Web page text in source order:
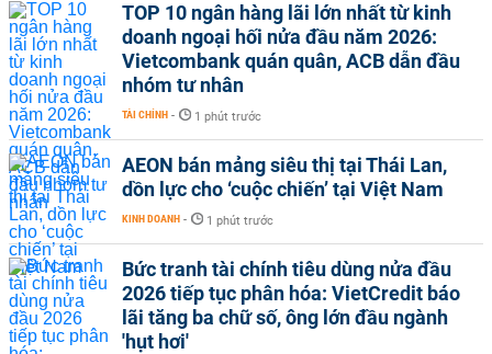
TOP 10 ngân hàng lãi lớn nhất từ kinh
doanh ngoại hối nửa đầu năm 2026:
Vietcombank quán quân, ACB dẫn đầu
nhóm tư nhân
TÀI CHÍNH - 1 phút trước
AEON bán mảng siêu thị tại Thái Lan,
dồn lực cho ‘cuộc chiến’ tại Việt Nam
KINH DOANH - 1 phút trước
Bức tranh tài chính tiêu dùng nửa đầu
2026 tiếp tục phân hóa: VietCredit báo
lãi tăng ba chữ số, ông lớn đầu ngành
'hụt hơi'